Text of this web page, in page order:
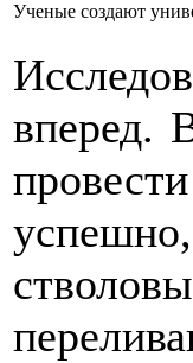
Ученые создают
вперед.